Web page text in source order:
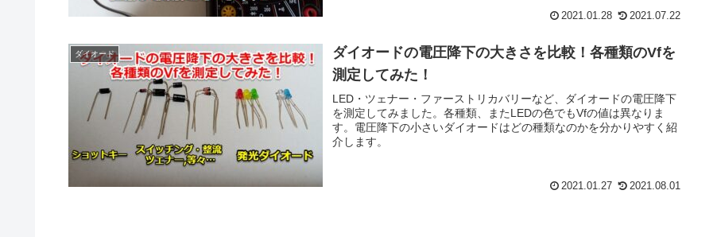
2021.01.28 2021.07.22
ダイオード
ダイオードの電圧降下の大きさを比較！各種類のVfを
測定してみた！
LED・ツェナー・ファーストリカバリーなど、ダイオードの電圧降下
を測定してみました。各種類、またLEDの色でもVfの値は異なりま
す。電圧降下の小さいダイオードはどの種類なのかを分かりやすく紹
介します。
2021.01.27 2021.08.01